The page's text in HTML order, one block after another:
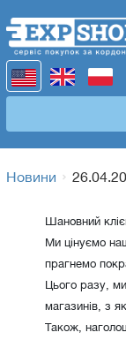
Новини
Шановний
Ми цінуємо
прагнемо
Цього разу,
магазинів, з
Також,